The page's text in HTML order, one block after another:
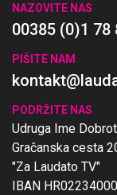
NAZOVITE NAS
00385 (0)1 78
PIŠITE NAM
PODRŽITE NAS
Udruga Ime
Gračanska cesta
"Za Laudato TV"
IBAN